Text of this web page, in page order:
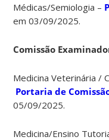
Médicas/Semiologia –
em 03/09/2025.
Comissão
Medicina Veterinária /
Portaria de
05/09/2025.
Medicina/Ensino